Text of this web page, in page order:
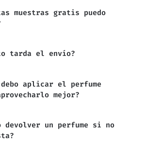
muestras gratis puedo
tarda el envío?
debo aplicar el perfume
mejor?
devolver un perfume si no